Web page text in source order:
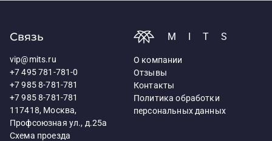
Связь
vip@mits.ru
+7 495 781-781-0
+7 985 8-781-781
+7 985 8-781-781
117418, Москва,
Профсоюзная ул., д.25а
Схема проезда
MITS
О компании
Отзывы
Контакты
Политика обработки
персональных данных